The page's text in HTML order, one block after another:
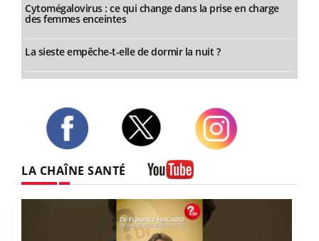
Cytomégalovirus : ce qui change dans la prise en charge
des femmes enceintes
La sieste empêche-t-elle de dormir la nuit ?
LA CHAÎNE SANTÉ